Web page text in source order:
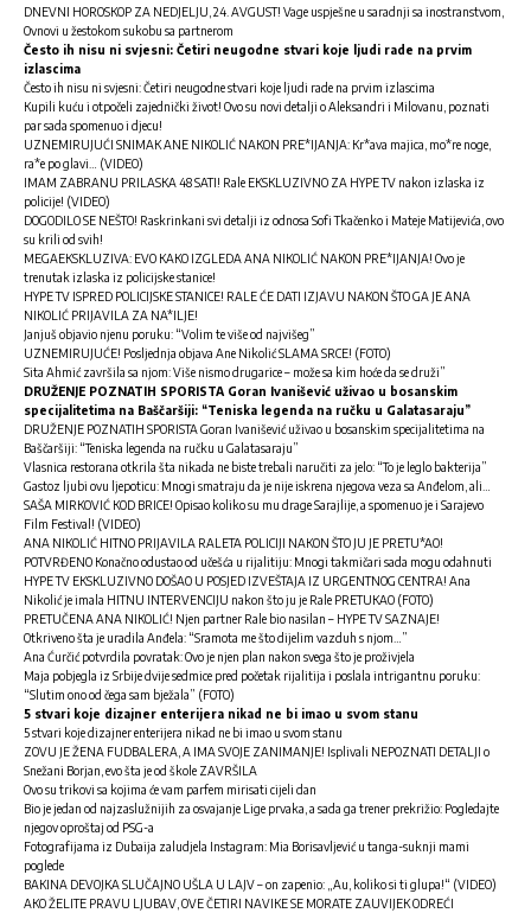
DNEVNI HOROSKOP ZA NEDJELJU, 24. AVGUST! Vage uspješne u saradnji sa inostranstvom,
Ovnovi u žestokom sukobu sa partnerom
Često ih nisu ni svjesni: Četiri neugodne stvari koje ljudi rade na prvim
izlascima
Često ih nisu ni svjesni: Četiri neugodne stvari koje ljudi rade na prvim izlascima
Kupili kuću i otpočeli zajednički život! Ovo su novi detalji o Aleksandri i Milovanu, poznati
par sada spomenuo i djecu!
UZNEMIRUJUĆI SNIMAK ANE NIKOLIĆ NAKON PRE*IJANJA: Kr*ava majica, mo*re noge,
ra*e po glavi… (VIDEO)
IMAM ZABRANU PRILASKA 48 SATI! Rale EKSKLUZIVNO ZA HYPE TV nakon izlaska iz
policije! (VIDEO)
DOGODILO SE NEŠTO! Raskrinkani svi detalji iz odnosa Sofi Tkačenko i Mateje Matijevića, ovo
su krili od svih!
MEGAEKSKLUZIVA: EVO KAKO IZGLEDA ANA NIKOLIĆ NAKON PRE*IJANJA! Ovo je
trenutak izlaska iz policijske stanice!
HYPE TV ISPRED POLICIJSKE STANICE! RALE ĆE DATI IZJAVU NAKON ŠTO GA JE ANA
NIKOLIĆ PRIJAVILA ZA NA*ILJE!
Janjuš objavio njenu poruku: “Volim te više od najvišeg”
UZNEMIRUJUĆE! Posljednja objava Ane Nikolić SLAMA SRCE! (FOTO)
Sita Ahmić završila sa njom: Više nismo drugarice – može sa kim hoće da se druži”
DRUŽENJE POZNATIH SPORISTA Goran Ivanišević uživao u bosanskim
specijalitetima na Baščaršiji: “Teniska legenda na ručku u Galatasaraju”
DRUŽENJE POZNATIH SPORISTA Goran Ivanišević uživao u bosanskim specijalitetima na
Baščaršiji: “Teniska legenda na ručku u Galatasaraju”
Vlasnica restorana otkrila šta nikada ne biste trebali naručiti za jelo: “To je leglo bakterija”
Gastoz ljubi ovu ljepoticu: Mnogi smatraju da je nije iskrena njegova veza sa Anđelom, ali…
SAŠA MIRKOVIĆ KOD BRICE! Opisao koliko su mu drage Sarajlije, a spomenuo je i Sarajevo
Film Festival! (VIDEO)
ANA NIKOLIĆ HITNO PRIJAVILA RALETA POLICIJI NAKON ŠTO JU JE PRETU*AO!
POTVRĐENO Konačno odustao od učešća u rijalitiju: Mnogi takmičari sada mogu odahnuti
HYPE TV EKSKLUZIVNO DOŠAO U POSJED IZVEŠTAJA IZ URGENTNOG CENTRA! Ana
Nikolić je imala HITNU INTERVENCIJU nakon što ju je Rale PRETUKAO (FOTO)
PRETUČENA ANA NIKOLIĆ! Njen partner Rale bio nasilan – HYPE TV SAZNAJE!
Otkriveno šta je uradila Anđela: “Sramota me što dijelim vazduh s njom…”
Ana Ćurčić potvrdila povratak: Ovo je njen plan nakon svega što je proživjela
Maja pobjegla iz Srbije dvije sedmice pred početak rijalitija i poslala intrigantnu poruku:
“Slutim ono od čega sam bježala” (FOTO)
5 stvari koje dizajner enterijera nikad ne bi imao u svom stanu
5 stvari koje dizajner enterijera nikad ne bi imao u svom stanu
ZOVU JE ŽENA FUDBALERA, A IMA SVOJE ZANIMANJE! Isplivali NEPOZNATI DETALJI o
Snežani Borjan, evo šta je od škole ZAVRŠILA
Ovo su trikovi sa kojima će vam parfem mirisati cijeli dan
Bio je jedan od najzaslužnijih za osvajanje Lige prvaka, a sada ga trener prekrižio: Pogledajte
njegov oproštaj od PSG-a
Fotografijama iz Dubaija zaludjela Instagram: Mia Borisavljević u tanga-suknji mami
poglede
BAKINA DEVOJKA SLUČAJNO UŠLA U LAJV – on zapenio: „Au, koliko si ti glupa!“ (VIDEO)
AKO ŽELITE PRAVU LJUBAV, OVE ČETIRI NAVIKE SE MORATE ZAUVIJEK ODREĆI